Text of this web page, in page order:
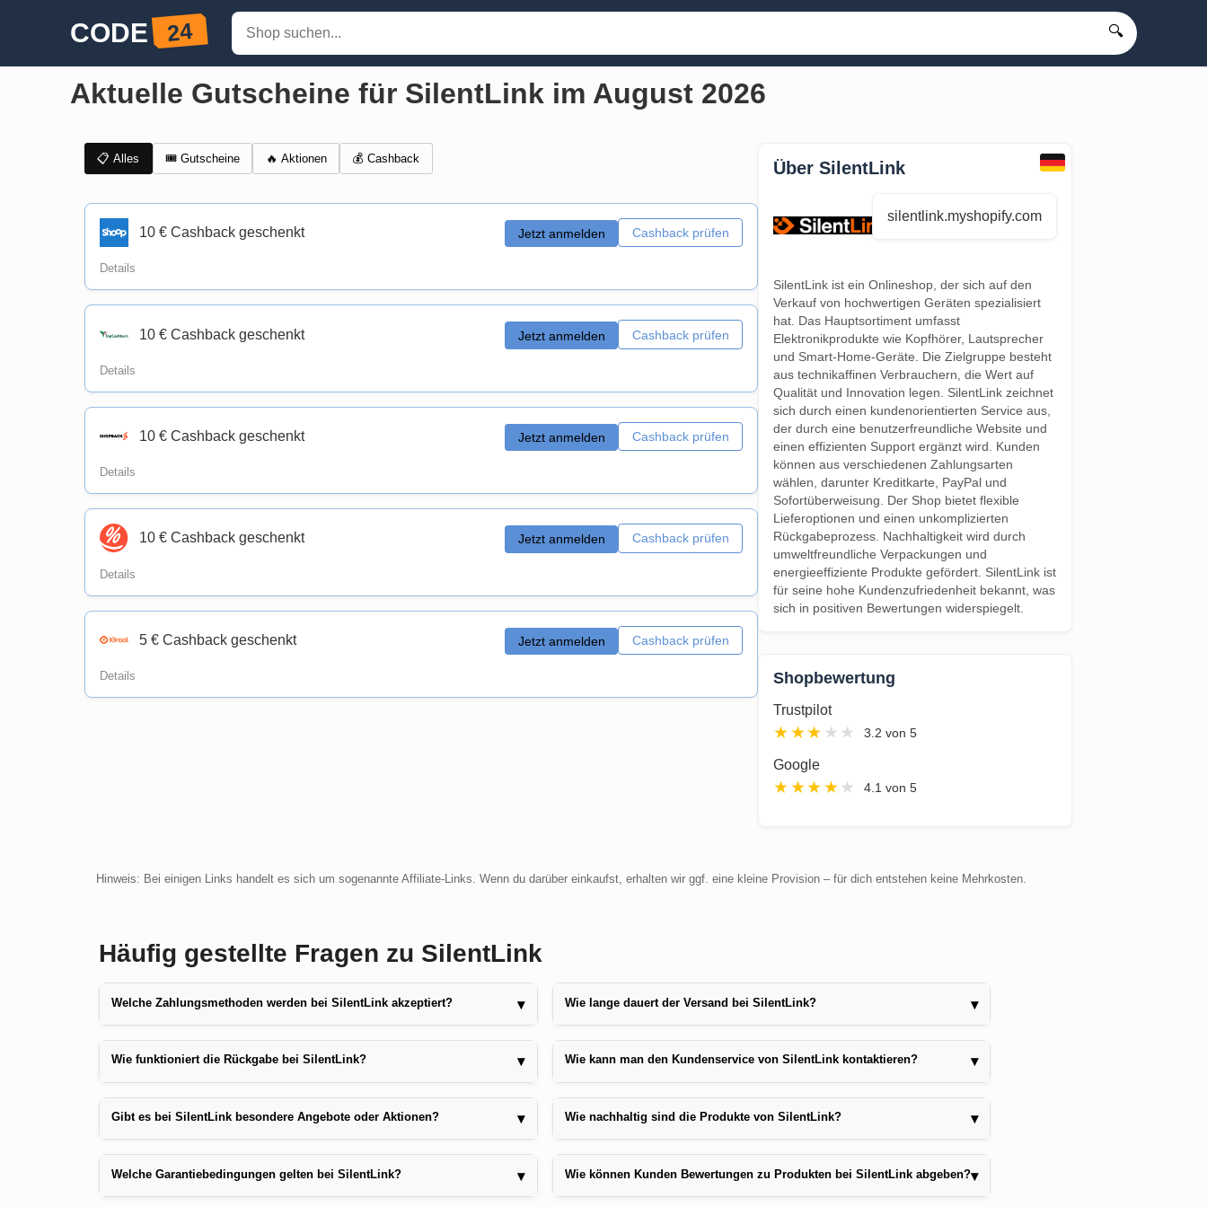
🔍
Aktuelle Gutscheine für SilentLink im August 2026
📋 Alles 🎟️ Gutscheine 🔥 Aktionen 💰 Cashback
10 € Cashback geschenkt Jetzt anmelden Cashback prüfen
Details
10 € Cashback geschenkt Jetzt anmelden Cashback prüfen
Details
10 € Cashback geschenkt Jetzt anmelden Cashback prüfen
Details
10 € Cashback geschenkt Jetzt anmelden Cashback prüfen
Details
5 € Cashback geschenkt Jetzt anmelden Cashback prüfen
Details
Über SilentLink
silentlink.myshopify.com
SilentLink ist ein Onlineshop, der sich auf den
Verkauf von hochwertigen Geräten spezialisiert
hat. Das Hauptsortiment umfasst
Elektronikprodukte wie Kopfhörer, Lautsprecher
und Smart-Home-Geräte. Die Zielgruppe besteht
aus technikaffinen Verbrauchern, die Wert auf
Qualität und Innovation legen. SilentLink zeichnet
sich durch einen kundenorientierten Service aus,
der durch eine benutzerfreundliche Website und
einen effizienten Support ergänzt wird. Kunden
können aus verschiedenen Zahlungsarten
wählen, darunter Kreditkarte, PayPal und
Sofortüberweisung. Der Shop bietet flexible
Lieferoptionen und einen unkomplizierten
Rückgabeprozess. Nachhaltigkeit wird durch
umweltfreundliche Verpackungen und
energieeffiziente Produkte gefördert. SilentLink ist
für seine hohe Kundenzufriedenheit bekannt, was
sich in positiven Bewertungen widerspiegelt.
Shopbewertung
Trustpilot
★★★ ★ ★ 3.2 von 5
Google
★★★★ ★ 4.1 von 5
Hinweis: Bei einigen Links handelt es sich um sogenannte Affiliate-Links. Wenn du darüber einkaufst, erhalten wir ggf. eine kleine Provision – für dich entstehen keine Mehrkosten.
Häufig gestellte Fragen zu SilentLink
Welche Zahlungsmethoden werden bei SilentLink akzeptiert? ▾ Wie lange dauert der Versand bei SilentLink? ▾
Wie funktioniert die Rückgabe bei SilentLink? ▾ Wie kann man den Kundenservice von SilentLink kontaktieren? ▾
Gibt es bei SilentLink besondere Angebote oder Aktionen? ▾ Wie nachhaltig sind die Produkte von SilentLink? ▾
Welche Garantiebedingungen gelten bei SilentLink? ▾ Wie können Kunden Bewertungen zu Produkten bei SilentLink abgeben?▾